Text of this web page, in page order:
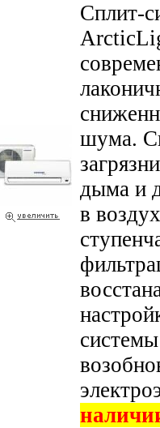
Сплит-
шума.
дыма и
в